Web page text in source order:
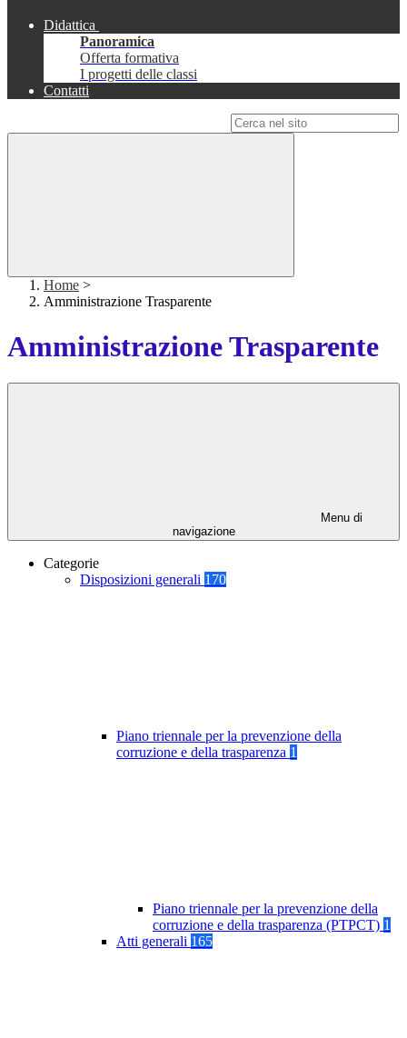
Didattica
Panoramica
Offerta formativa
I progetti delle classi
Contatti
Home >
Amministrazione Trasparente
Amministrazione Trasparente
Menu di
navigazione
Categorie
Disposizioni generali 170
Piano triennale per la prevenzione della
corruzione e della trasparenza 1
Piano triennale per la prevenzione della
corruzione e della trasparenza (PTPCT) 1
Atti generali 165